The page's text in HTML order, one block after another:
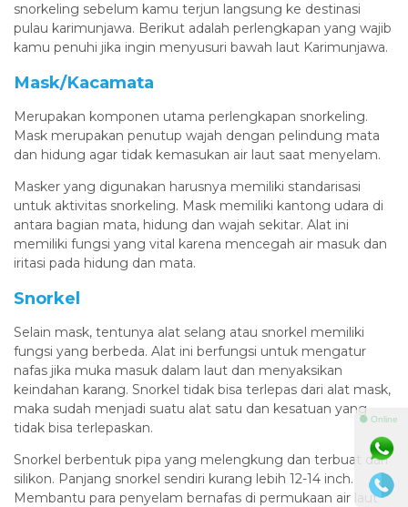
snorkeling sebelum kamu terjun langsung ke destinasi
pulau karimunjawa. Berikut adalah perlengkapan yang wajib
kamu penuhi jika ingin menyusuri bawah laut Karimunjawa.
Mask/Kacamata
Merupakan komponen utama perlengkapan snorkeling.
Mask merupakan penutup wajah dengan pelindung mata
dan hidung agar tidak kemasukan air laut saat menyelam.
Masker yang digunakan harusnya memiliki standarisasi
untuk aktivitas snorkeling. Mask memiliki kantong udara di
antara bagian mata, hidung dan wajah sekitar. Alat ini
memiliki fungsi yang vital karena mencegah air masuk dan
iritasi pada hidung dan mata.
Snorkel
Selain mask, tentunya alat selang atau snorkel memiliki
fungsi yang berbeda. Alat ini berfungsi untuk mengatur
nafas jika muka masuk dalam laut dan menyaksikan
keindahan karang. Snorkel tidak bisa terlepas dari alat mask,
maka sudah menjadi suatu alat satu dan kesatuan yang
tidak bisa terlepaskan.
Snorkel berbentuk pipa yang melengkung dan terbuat dari
silikon. Panjang snorkel sendiri kurang lebih 12-14 inch.
Membantu para penyelam bernafas di permukaan air laut
⚫ Online